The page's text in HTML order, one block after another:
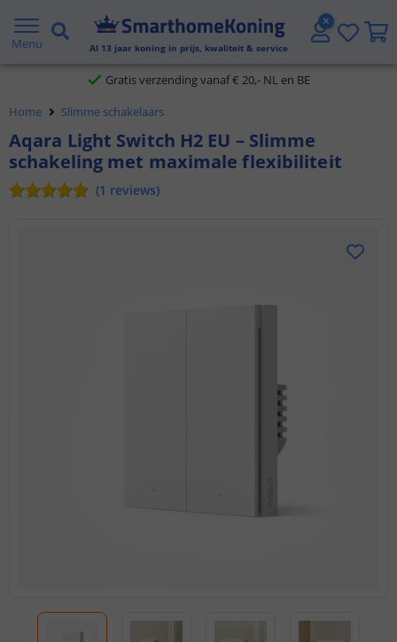
Menu Al 13 jaar koning in prijs, kwaliteit & service
2 jaar garantie
Gratis verzending vanaf € 20,- NL en BE
Klantbeoordeling 9.1
Voor 23:45 uur besteld, morgen in huis
Home Slimme schakelaars
Aqara Light Switch H2 EU – Slimme
schakeling met maximale flexibiliteit
(1 reviews)